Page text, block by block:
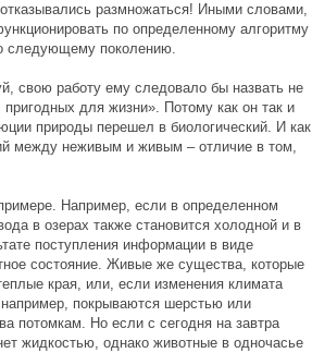
размножаться! Иными словами,
по определенному алгоритму
следующему поколению.
свою работу ему следовало бы назвать не
для жизни». Потому как он так и
природы перешел в биологический. И как
между неживым и живым – отличие в том,
Например, если в определенном
в озерах также становится холодной и в
поступления информации в виде
состояние. Живые же существа, которые
края, или, если изменения климата
покрываются шерстью или
потомкам. Но если с сегодня на завтра
жидкостью, однако животные в одночасье